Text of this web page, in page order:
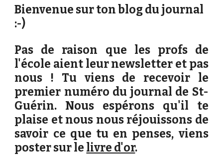
Bienvenue sur ton blog du journal
:-)
Pas de raison que les profs de
l'école aient leur newsletter et pas
nous ! Tu viens de recevoir le
premier numéro du journal de St-
Guérin. Nous espérons qu'il te
plaise et nous nous réjouissons de
savoir ce que tu en penses, viens
poster sur le livre d'or.